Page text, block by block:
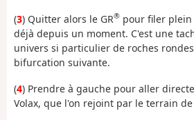
(3) Quitter alors le GR® pour filer plein
déjà depuis un moment. C'est une
univers si particulier de roches
bifurcation suivante.
(4) Prendre à gauche pour aller
Volax, que l'on rejoint par le terrain